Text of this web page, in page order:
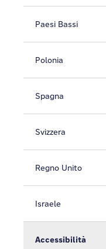
Paesi Bassi
Polonia
Spagna
Svizzera
Regno Unito
Israele
Accessibilità